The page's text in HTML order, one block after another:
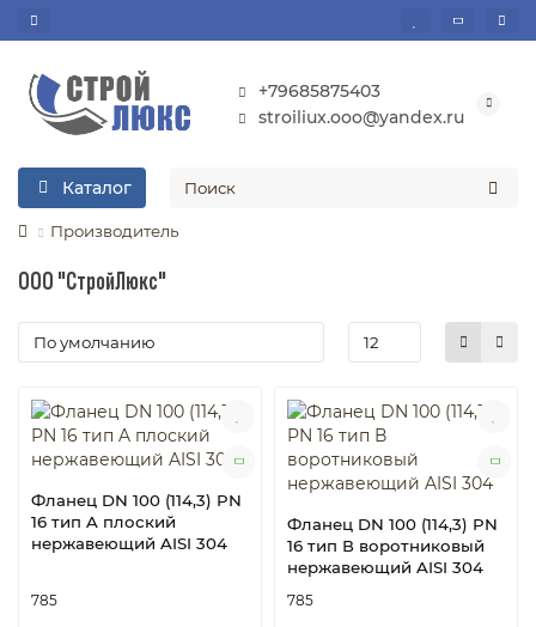
+79685875403
stroiliux.ooo@yandex.ru
Каталог
Производитель
ООО "СтройЛюкс"
Фланец DN 100 (114,3) PN
16 тип A плоский
нержавеющий AISI 304
785
Фланец DN 100 (114,3) PN
16 тип В воротниковый
нержавеющий AISI 304
785